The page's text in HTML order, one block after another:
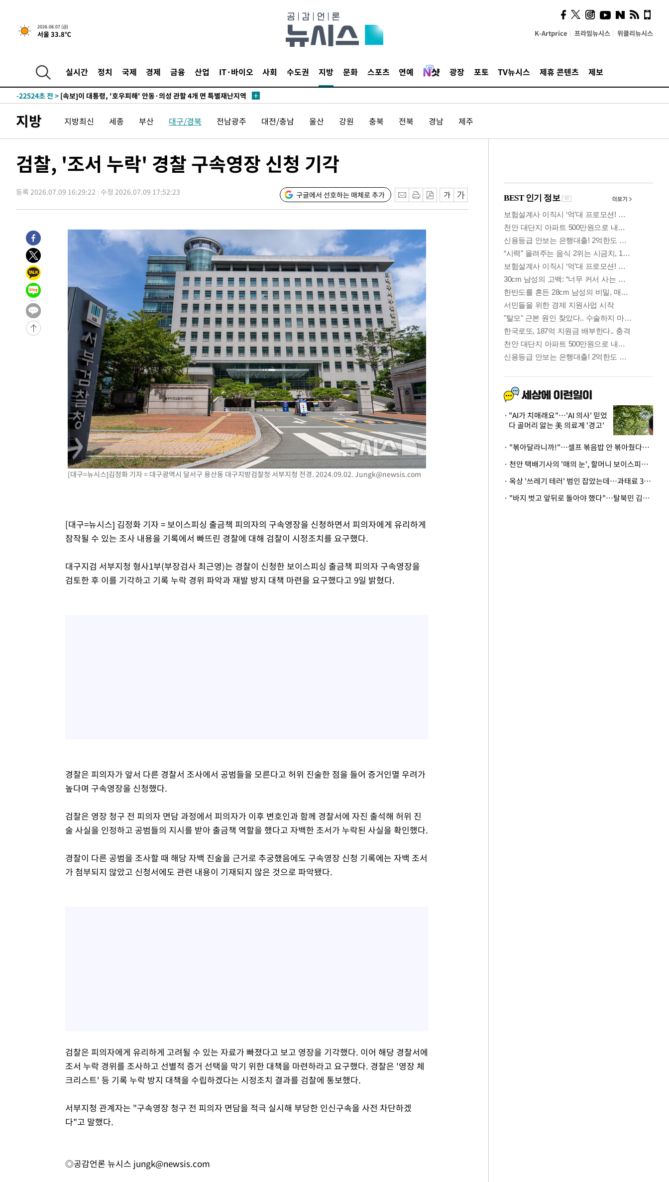
2026.08.07 (금)
서울 33.8℃ K-Artprice 프라임뉴시스 위클리뉴시스
실시간 정치 국제 경제 금융 산업 IT·바이오 사회 수도권 지방 문화 스포츠 연예 광장 포토 TV뉴시스 제휴 콘텐츠 제보
29분 전 >[속보]'채상병 순직 책임' 임성근, 항소심도 징역 3년
-30992초 전 >
이란, "오만과 '중앙 단일 루트' 합의…북쪽 인바운드·남쪽 아웃바
운드는 임시"
-22560초 전 >
-22524초 전 > [속보]이 대통령, '호우피해' 안동·의성 관할 4개 면 특별재난지역
갈 수도
-20458초 전 >
낮 최고 37도 찜통더위…곳곳 소나기·강원 많은 비[내일날씨]
-18764초 전 >SK하이닉스, 용인·청주 팹에 54조 투자…"AI 메모리 수요 선제 대
-14873초 전 >
외국인 심판 성 접대 7경기 들여다보니…한국 축구 '5승 2무'
-14560초 전 >[속보]코스피, 6200선 약보합…0.60% 내린 6258.77에 마쳐
-14540초 전 >[속보]원·달러 환율, 7.7원 내린 1416.1원 마감
-11519초 전 >
[속보]종합특검, '계엄 수용공간 확보' 신용해 前교정본부장 기소
-10392초 전 >
외신들도 주목한 韓축구 파문…"국민적 공분에 수사 재개"
-10363초 전 >
11시간 압수수색에 성접대 파문까지…'쑥대밭' 된 축구협회
-9385초 전 >
[속보]규제합리화위원회 부위원장에 김태유 서울대 공대 교수…이병
태 후임
-5743초 전 >
[속보]국힘 윤리위, '돌려차기 발언' 진종오·서범수 징계 절차 개시
-1068초 전 >
[속보] 7월 중국 수출 23.9%↑ 수입 27.5%↑…무역총액 25.3%↑
29분 전 >
[속보]'채상병 순직 책임' 임성근, 항소심도 징역 3년
-31907초 전 >
[속보]이 대통령 "부동산 공급 기존 사고방식 매달리지 말고 과감히
이란, "오만과 '중앙 단일 루트' 합의…북쪽 인바운드·남쪽 아웃바
"낮 기온 소폭 하락"…수도권 폭염중대경보, 폭염경보로 하향
[속보]이 대통령, '호우피해' 안동·의성 관할 4개 면 특별재난지역
[단독]중수청 지원 검사들, 정원 초과 시 낮은 계급 임용…희망지 못
낮 최고 37도 찜통더위…곳곳 소나기·강원 많은 비[내일날씨]
SK하이닉스, 용인·청주 팹에 54조 투자…"AI 메모리 수요 선제 대
여자배구 이재영·이다영 자매, 아제르바이잔 투란VC 입단
외국인 심판 성 접대 7경기 들여다보니…한국 축구 '5승 2무'
[속보]코스닥, 2.86포인트(0.36%) 내린 798.81마감
[속보]코스피, 6200선 약보합…0.60% 내린 6258.77에 마쳐
외신들도 주목한 韓축구 파문…"국민적 공분에 수사 재개"
11시간 압수수색에 성접대 파문까지…'쑥대밭' 된 축구협회
[속보]국힘 윤리위, '돌려차기 발언' 진종오·서범수 징계 절차 개시
[속보] 7월 중국 수출 23.9%↑ 수입 27.5%↑…무역총액 25.3%↑
지방 지방최신 세종 부산 대구/경북 전남광주 대전/충남 울산 강원 충북 전북 경남 제주
검찰, '조서 누락' 경찰 구속영장 신청 기각
등록 2026.07.09 16:29:22 수정 2026.07.09 17:52:23 구글에서 선호하는 매체로 추가
[대구=뉴시스]김정화 기자 = 대구광역시 달서구 용산동 대구지방검찰청 서부지청 전경. 2024.09.02. Jungk@newsis.com
[대구=뉴시스] 김정화 기자 = 보이스피싱 출금책 피의자의 구속영장을 신청하면서 피의자에게 유리하게
참작될 수 있는 조사 내용을 기록에서 빠뜨린 경찰에 대해 검찰이 시정조치를 요구했다.
대구지검 서부지청 형사1부(부장검사 최근영)는 경찰이 신청한 보이스피싱 출금책 피의자 구속영장을
검토한 후 이를 기각하고 기록 누락 경위 파악과 재발 방지 대책 마련을 요구했다고 9일 밝혔다.
경찰은 피의자가 앞서 다른 경찰서 조사에서 공범들을 모른다고 허위 진술한 점을 들어 증거인멸 우려가
높다며 구속영장을 신청했다.
검찰은 영장 청구 전 피의자 면담 과정에서 피의자가 이후 변호인과 함께 경찰서에 자진 출석해 허위 진
술 사실을 인정하고 공범들의 지시를 받아 출금책 역할을 했다고 자백한 조서가 누락된 사실을 확인했다.
경찰이 다른 공범을 조사할 때 해당 자백 진술을 근거로 추궁했음에도 구속영장 신청 기록에는 자백 조서
가 첨부되지 않았고 신청서에도 관련 내용이 기재되지 않은 것으로 파악됐다.
검찰은 피의자에게 유리하게 고려될 수 있는 자료가 빠졌다고 보고 영장을 기각했다. 이어 해당 경찰서에
조서 누락 경위를 조사하고 선별적 증거 선택을 막기 위한 대책을 마련하라고 요구했다. 경찰은 '영장 체
크리스트' 등 기록 누락 방지 대책을 수립하겠다는 시정조치 결과를 검찰에 통보했다.
서부지청 관계자는 "구속영장 청구 전 피의자 면담을 적극 실시해 부당한 인신구속을 사전 차단하겠
다"고 말했다.
◎공감언론 뉴시스 jungk@newsis.com
시, 스마트폰 액세서리에
NFC 더했다
"AI가 치매래요"…'AI 의사' 믿었
다 골머리 앓는 美 의료계 '경고'
· "볶아달라니까!"…셀프 볶음밥 안 볶아줬다고 사장 폭행한 손님
· 천안 택배기사의 '매의 눈', 할머니 보이스피싱 피해 막아
· 옥상 '쓰레기 테러' 범인 잡았는데…과태료 3만원 처분에 숙박업주 허탈
· "바지 벗고 앞뒤로 돌아야 했다"…탈북민 김서아, 기쁨조 검사 수치심 회상